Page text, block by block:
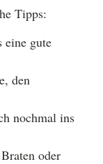
Tipps:
eine gute
den
nochmal ins
oder